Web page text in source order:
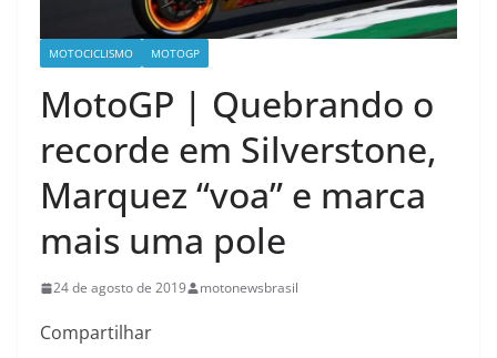
MOTOCICLISMO MOTOGP
MotoGP | Quebrando o
recorde em Silverstone,
Marquez “voa” e marca
mais uma pole
24 de agosto de 2019 motonewsbrasil
Compartilhar